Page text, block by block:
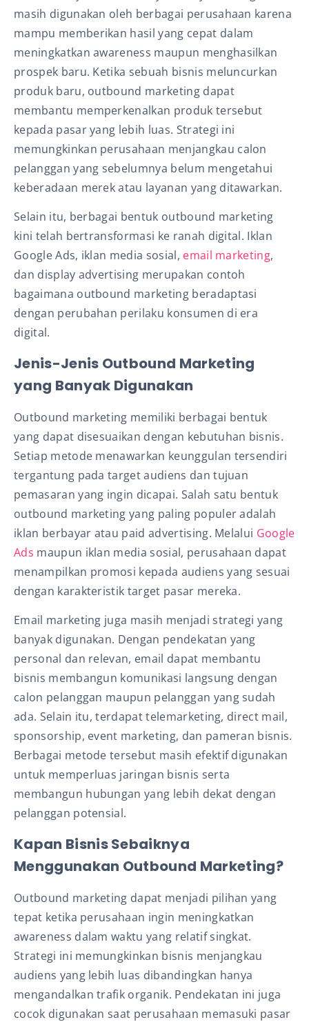
masih digunakan oleh berbagai perusahaan karena
mampu memberikan hasil yang cepat dalam
meningkatkan awareness maupun menghasilkan
prospek baru. Ketika sebuah bisnis meluncurkan
produk baru, outbound marketing dapat
membantu memperkenalkan produk tersebut
kepada pasar yang lebih luas. Strategi ini
memungkinkan perusahaan menjangkau calon
pelanggan yang sebelumnya belum mengetahui
keberadaan merek atau layanan yang ditawarkan.
Selain itu, berbagai bentuk outbound marketing
kini telah bertransformasi ke ranah digital. Iklan
Google Ads, iklan media sosial, email marketing,
dan display advertising merupakan contoh
bagaimana outbound marketing beradaptasi
dengan perubahan perilaku konsumen di era
digital.
Jenis-Jenis Outbound Marketing
yang Banyak Digunakan
Outbound marketing memiliki berbagai bentuk
yang dapat disesuaikan dengan kebutuhan bisnis.
Setiap metode menawarkan keunggulan tersendiri
tergantung pada target audiens dan tujuan
pemasaran yang ingin dicapai. Salah satu bentuk
outbound marketing yang paling populer adalah
iklan berbayar atau paid advertising. Melalui Google
Ads maupun iklan media sosial, perusahaan dapat
menampilkan promosi kepada audiens yang sesuai
dengan karakteristik target pasar mereka.
Email marketing juga masih menjadi strategi yang
banyak digunakan. Dengan pendekatan yang
personal dan relevan, email dapat membantu
bisnis membangun komunikasi langsung dengan
calon pelanggan maupun pelanggan yang sudah
ada. Selain itu, terdapat telemarketing, direct mail,
sponsorship, event marketing, dan pameran bisnis.
Berbagai metode tersebut masih efektif digunakan
untuk memperluas jaringan bisnis serta
membangun hubungan yang lebih dekat dengan
pelanggan potensial.
Kapan Bisnis Sebaiknya
Menggunakan Outbound Marketing?
Outbound marketing dapat menjadi pilihan yang
tepat ketika perusahaan ingin meningkatkan
awareness dalam waktu yang relatif singkat.
Strategi ini memungkinkan bisnis menjangkau
audiens yang lebih luas dibandingkan hanya
mengandalkan trafik organik. Pendekatan ini juga
cocok digunakan saat perusahaan memasuki pasar